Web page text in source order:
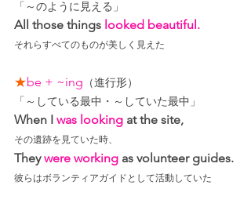
「～のように見える」
All those things looked beautiful.
それらすべてのものが美しく見えた
★be + ~ing （進行形）
「～している最中・～していた最中」
When I was looking at the site,
その遺跡を見ていた時、
They were working as volunteer guides.
彼らはボランティアガイドとして活動していた